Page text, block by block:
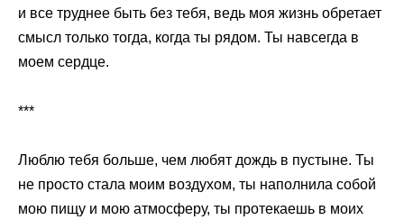
и все труднее быть без тебя, ведь моя жизнь обретает
смысл только тогда, когда ты рядом. Ты навсегда в
моем сердце.
***
Люблю тебя больше, чем любят дождь в пустыне. Ты
не просто стала моим воздухом, ты наполнила собой
мою пищу и мою атмосферу, ты протекаешь в моих